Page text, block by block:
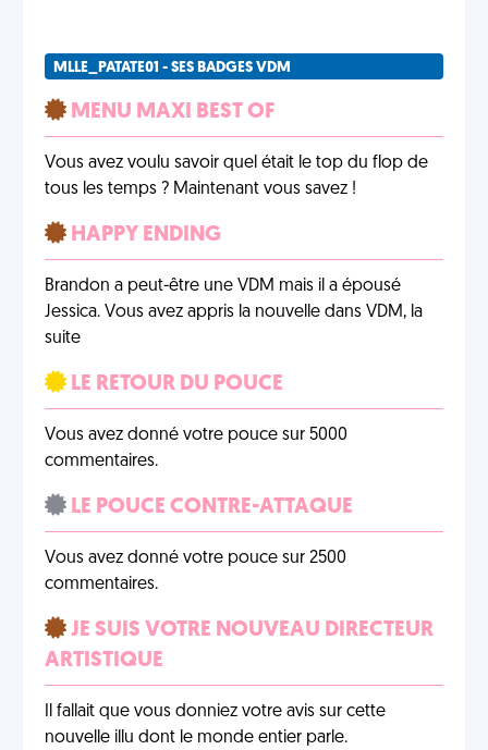
MLLE_PATATE01 - SES BADGES VDM
MENU MAXI BEST OF
Vous avez voulu savoir quel était le top du flop de
tous les temps ? Maintenant vous savez !
HAPPY ENDING
Brandon a peut-être une VDM mais il a épousé
Jessica. Vous avez appris la nouvelle dans VDM, la
suite
LE RETOUR DU POUCE
Vous avez donné votre pouce sur 5000
commentaires.
LE POUCE CONTRE-ATTAQUE
Vous avez donné votre pouce sur 2500
commentaires.
JE SUIS VOTRE NOUVEAU DIRECTEUR
ARTISTIQUE
Il fallait que vous donniez votre avis sur cette
nouvelle illu dont le monde entier parle.